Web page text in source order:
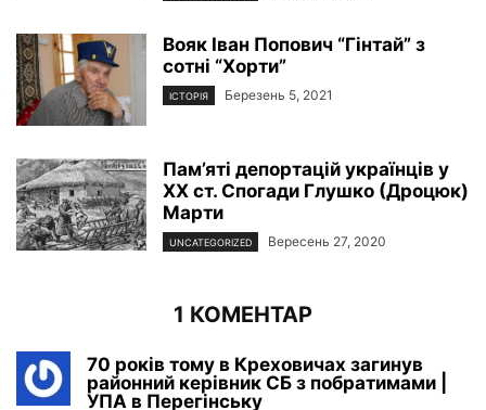
Вояк Іван Попович “Гінтай” з
сотні “Хорти”
ІСТОРІЯ Березень 5, 2021
Пам’яті депортацій українців у
ХХ ст. Спогади Глушко (Дроцюк)
Марти
UNCATEGORIZED Вересень 27, 2020
1 КОМЕНТАР
70 років тому в Креховичах загинув
районний керівник СБ з побратимами |
УПА в Перегінську